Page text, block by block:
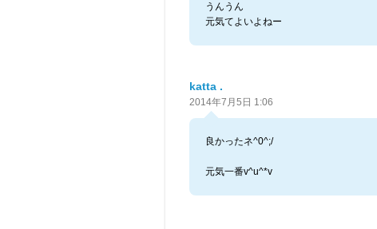
うんうん
元気てよいよねー
katta .
2014年7月5日 1:06
良かったネ^0^;/
元気一番v^u^*v